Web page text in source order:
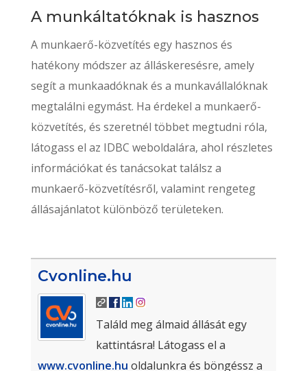
A munkáltatóknak is hasznos
A munkaerő-közvetítés egy hasznos és
hatékony módszer az álláskeresésre, amely
segít a munkaadóknak és a munkavállalóknak
megtalálni egymást. Ha érdekel a munkaerő-
közvetítés, és szeretnél többet megtudni róla,
látogass el az IDBC weboldalára, ahol részletes
információkat és tanácsokat találsz a
munkaerő-közvetítésről, valamint rengeteg
állásajánlatot különböző területeken.
Cvonline.hu
Találd meg álmaid állását egy
kattintásra! Látogass el a
www.cvonline.hu oldalunkra és böngéssz a